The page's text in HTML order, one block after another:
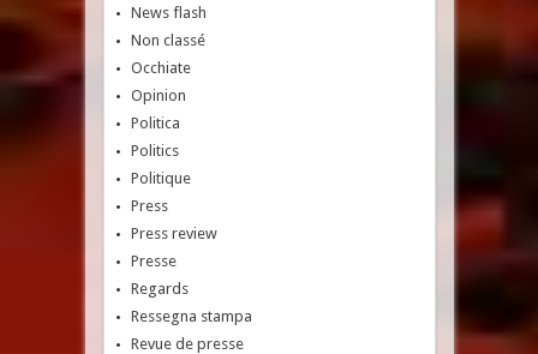
News flash
Non classé
Occhiate
Opinion
Politica
Politics
Politique
Press
Press review
Presse
Regards
Ressegna stampa
Revue de presse